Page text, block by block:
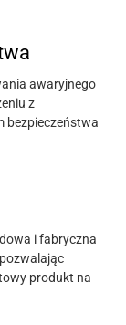
awaryjnego
z
bezpieczeństwa
i fabryczna
produkt na